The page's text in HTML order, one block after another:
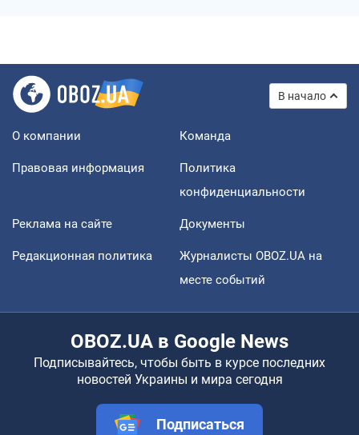
В начало
О компании Команда
Правовая информация
Политика
конфиденциальности
Реклама на сайте Документы
Редакционная политика
Журналисты OBOZ.UA на
месте событий
OBOZ.UA в Google News
Подписывайтесь, чтобы быть в курсе последних
новостей Украины и мира сегодня
Подписаться